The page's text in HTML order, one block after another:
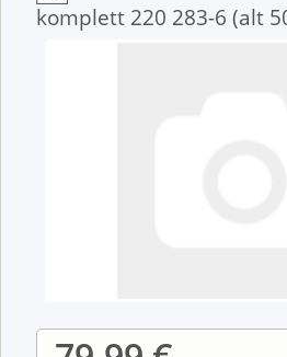
komplett 220 283-6 (alt